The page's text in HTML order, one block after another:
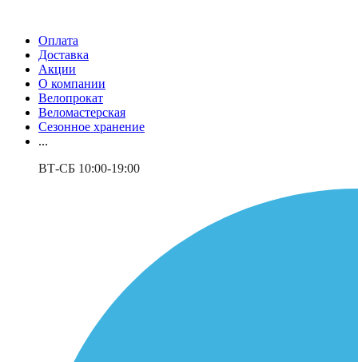
Оплата
Доставка
Акции
О компании
Велопрокат
Веломастерская
Сезонное хранение
...
ВТ-СБ 10:00-19:00